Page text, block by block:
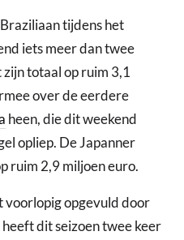
tijdens het
iets meer dan twee
totaal op ruim 3,1
over de eerdere
heen, die dit weekend
opliep. De Japanner
ruim 2,9 miljoen euro.
opgevuld door
dit seizoen twee keer